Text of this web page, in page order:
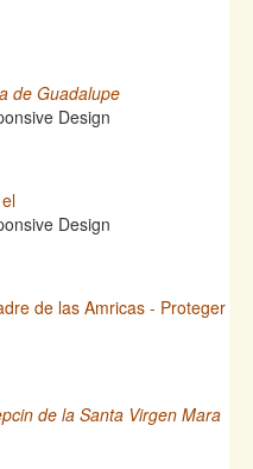
de Guadalupe
de las Amricas - Proteger
de la Santa Virgen Mara